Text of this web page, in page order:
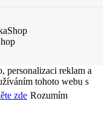
personalizaci reklam a
tohoto webu s
zde Rozumím